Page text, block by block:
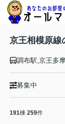
京王相模原線
募集中
191棟 259件